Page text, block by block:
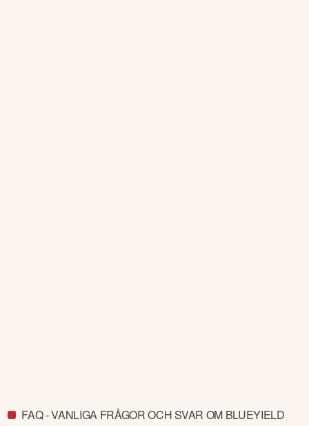
FAQ - VANLIGA FRÅGOR OCH SVAR OM BLUEYIELD